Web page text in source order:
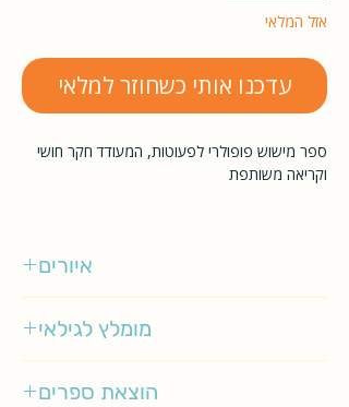
אזל המלאי
עדכנו אותי כשחוזר למלאי
ספר מישוש פופולרי לפעוטות, המעודד חקר חושי
וקריאה משותפת
איורים
מומלץ לגילאי
הוצאת ספרים